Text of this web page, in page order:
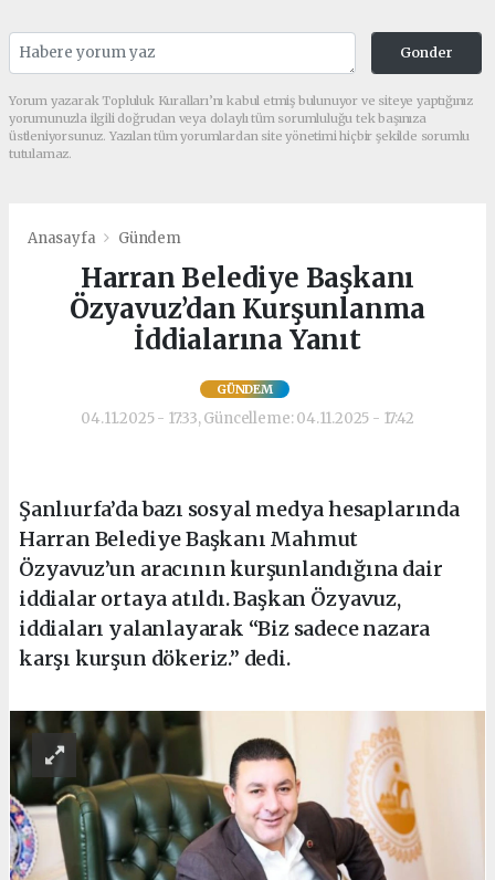
Gonder
Yorum yazarak Topluluk Kuralları’nı kabul etmiş bulunuyor ve siteye yaptığınız
yorumunuzla ilgili doğrudan veya dolaylı tüm sorumluluğu tek başınıza
üstleniyorsunuz. Yazılan tüm yorumlardan site yönetimi hiçbir şekilde sorumlu
tutulamaz.
Anasayfa Gündem
Harran Belediye Başkanı
Özyavuz’dan Kurşunlanma
İddialarına Yanıt
GÜNDEM
04.11.2025 - 17:33, Güncelleme: 04.11.2025 - 17:42
Şanlıurfa’da bazı sosyal medya hesaplarında
Harran Belediye Başkanı Mahmut
Özyavuz’un aracının kurşunlandığına dair
iddialar ortaya atıldı. Başkan Özyavuz,
iddiaları yalanlayarak “Biz sadece nazara
karşı kurşun dökeriz.” dedi.